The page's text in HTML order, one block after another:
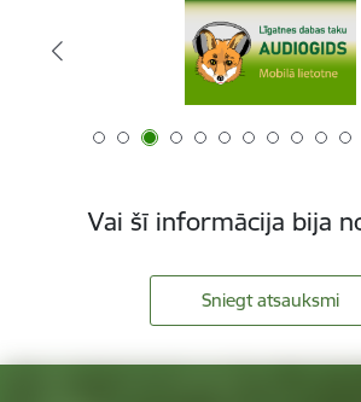
Vai šī informācija bija
Sniegt atsauksmi